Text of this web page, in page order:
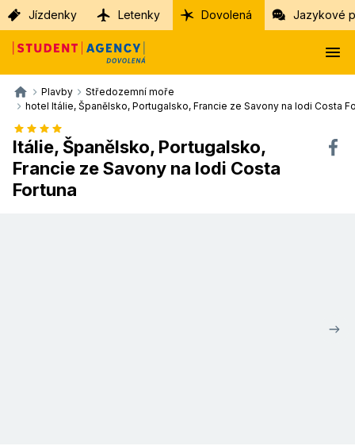
Jízdenky Letenky Dovolená Jazykové
Plavby
Středozemní moře
hotel Itálie, Španělsko, Portugalsko, Francie ze Savony na lodi Costa
Itálie, Španělsko, Portugalsko,
Francie ze Savony na lodi Costa
Fortuna